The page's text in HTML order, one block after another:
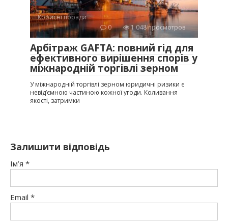
Корисні поради
0
1 048 просмотров
Арбітраж GAFTA: повний гід для
ефективного вирішення спорів у
міжнародній торгівлі зерном
У міжнародній торгівлі зерном юридичні ризики є
невід’ємною частиною кожної угоди. Коливання
якості, затримки
Залишити відповідь
Ім’я *
Email *